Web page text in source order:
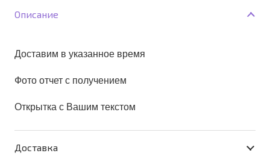
разноцветных
Описание
Доставим в указанное время
Фото отчет с получением
Открытка с Вашим текстом
Доставка